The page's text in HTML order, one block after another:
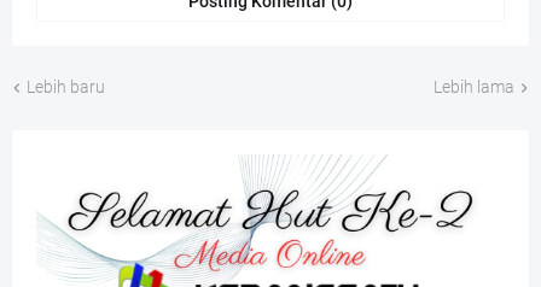
Lebih baru Lebih lama